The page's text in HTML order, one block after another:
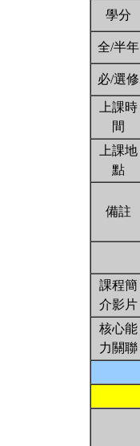
學分
全/半年
必/選修
上課時
間
上課地
點
備註
課程簡
介影片
核心能
力關聯